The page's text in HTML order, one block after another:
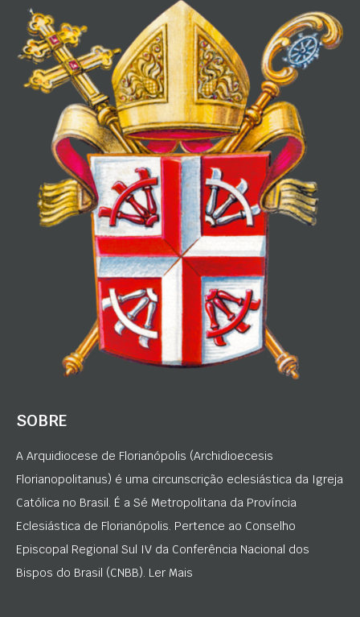
SOBRE
A Arquidiocese de Florianópolis (Archidioecesis
Florianopolitanus) é uma circunscrição eclesiástica da Igreja
Católica no Brasil. É a Sé Metropolitana da Província
Eclesiástica de Florianópolis. Pertence ao Conselho
Episcopal Regional Sul IV da Conferência Nacional dos
Bispos do Brasil (CNBB). Ler Mais